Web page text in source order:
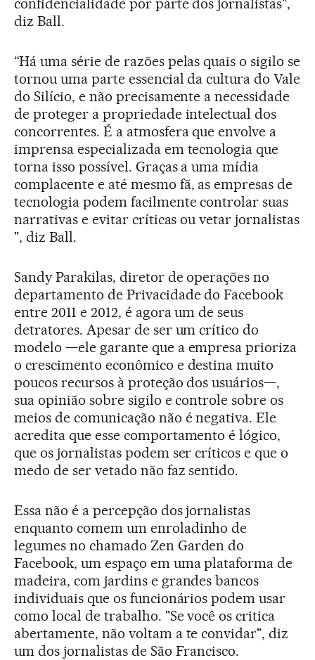
diz Ball.
“Há uma série de razões pelas quais o sigilo se
tornou uma parte essencial da cultura do Vale
do Silício, e não precisamente a necessidade
de proteger a propriedade intelectual dos
concorrentes. É a atmosfera que envolve a
imprensa especializada em tecnologia que
torna isso possível. Graças a uma mídia
complacente e até mesmo fã, as empresas de
tecnologia podem facilmente controlar suas
narrativas e evitar críticas ou vetar jornalistas
", diz Ball.
Sandy Parakilas, diretor de operações no
departamento de Privacidade do Facebook
entre 2011 e 2012, é agora um de seus
detratores. Apesar de ser um crítico do
modelo —ele garante que a empresa prioriza
o crescimento econômico e destina muito
poucos recursos à proteção dos usuários—,
sua opinião sobre sigilo e controle sobre os
meios de comunicação não é negativa. Ele
acredita que esse comportamento é lógico,
que os jornalistas podem ser críticos e que o
medo de ser vetado não faz sentido.
Essa não é a percepção dos jornalistas
enquanto comem um enroladinho de
legumes no chamado Zen Garden do
Facebook, um espaço em uma plataforma de
madeira, com jardins e grandes bancos
individuais que os funcionários podem usar
como local de trabalho. "Se você os critica
abertamente, não voltam a te convidar", diz
um dos jornalistas de São Francisco.